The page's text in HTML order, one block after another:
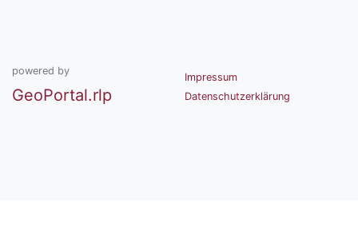
powered by
GeoPortal.rlp
Impressum
Datenschutzerklärung